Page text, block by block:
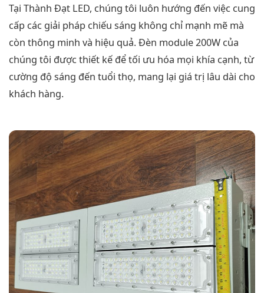
Tại Thành Đạt LED, chúng tôi luôn hướng đến việc cung
cấp các giải pháp chiếu sáng không chỉ mạnh mẽ mà
còn thông minh và hiệu quả. Đèn module 200W của
chúng tôi được thiết kế để tối ưu hóa mọi khía cạnh, từ
cường độ sáng đến tuổi thọ, mang lại giá trị lâu dài cho
khách hàng.